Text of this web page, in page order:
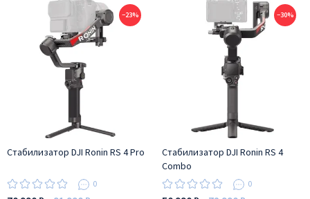
−23%
Стабилизатор DJI Ronin RS 4 Pro
0
−30%
Стабилизатор DJI Ronin RS 4
Combo
0